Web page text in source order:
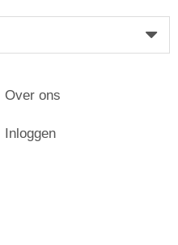
Over ons
Inloggen